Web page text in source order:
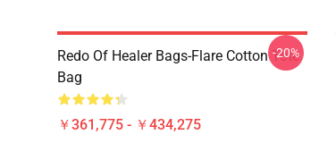
Redo Of Healer Bags-Flare Cotton Tote
Bag
￥361,775 - ￥434,275
-20%